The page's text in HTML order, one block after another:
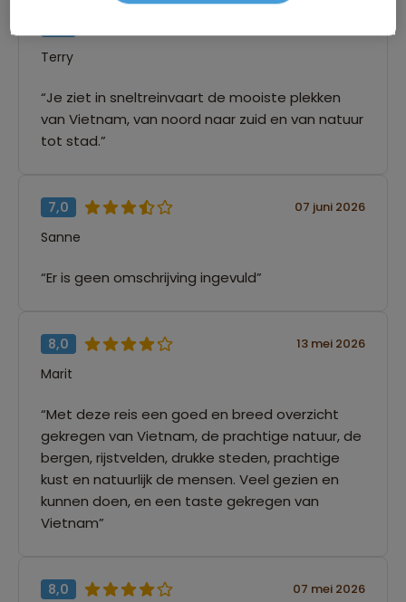
Terry
“Je ziet in sneltreinvaart de mooiste plekken
van Vietnam, van noord naar zuid en van natuur
tot stad.”
7,0 07 juni 2026
Sanne
“Er is geen omschrijving ingevuld”
8,0 13 mei 2026
Marit
“Met deze reis een goed en breed overzicht
gekregen van Vietnam, de prachtige natuur, de
bergen, rijstvelden, drukke steden, prachtige
kust en natuurlijk de mensen. Veel gezien en
kunnen doen, en een taste gekregen van
Vietnam”
8,0 07 mei 2026